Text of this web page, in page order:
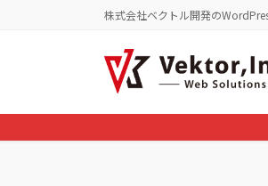
に
移
ョ
ン
株式会社ベクトル開発の